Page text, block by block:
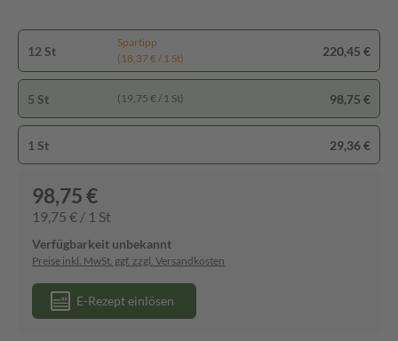
12 St
Spartipp
(18,37 € / 1 St)
220,45 €
5 St (19,75 € / 1 St) 98,75 €
1 St 29,36 €
98,75 €
19,75 € / 1 St
Verfügbarkeit unbekannt
Preise inkl. MwSt. ggf. zzgl. Versandkosten
E-Rezept einlösen